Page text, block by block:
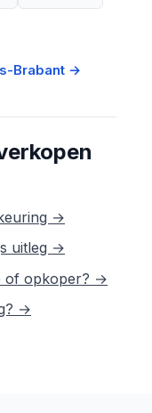
Brabant →
→
uitleg →
of opkoper? →
→